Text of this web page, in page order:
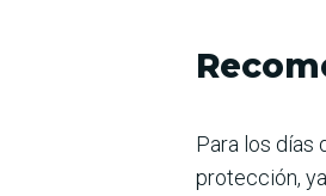
Para los días
protección,